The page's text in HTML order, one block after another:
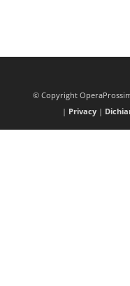
© Copyright
| Privacy|